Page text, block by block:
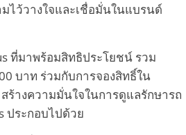
ไว้วางใจและเชื่อมั่นในแบรนด์
ที่มาพร้อมสิทธิประโยชน์ รวม
บาท ร่วมกับการจองสิทธิ์ใน
ร้างความมั่นใจในการดูแลรักษารถ
ประกอบไปด้วย